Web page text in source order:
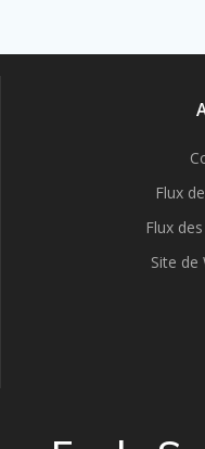
Flux
Flux
Site de